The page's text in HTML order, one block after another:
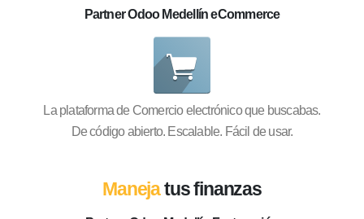
Partner Odoo Medellín eCommerce
La plataforma de Comercio electrónico que buscabas.
De código abierto. Escalable. Fácil de usar.
Manejatus finanzas